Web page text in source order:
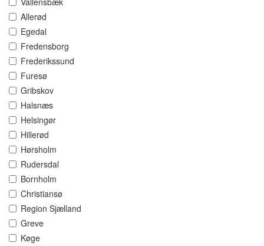
Allerød
Egedal
Fredensborg
Frederikssund
Furesø
Gribskov
Halsnæs
Helsingør
Hillerød
Hørsholm
Rudersdal
Bornholm
Christiansø
Region Sjælland
Greve
Køge